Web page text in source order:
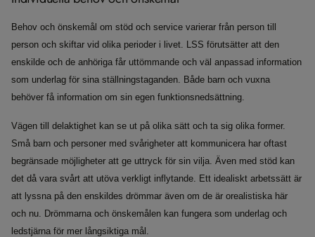
Behov och önskemål om stöd och service varierar från person till
person och skiftar vid olika perioder i livet. LSS förutsätter att den
enskilde och de anhöriga får uttömmande och väl anpassad information
som underlag för sina ställningstaganden. Både barn och vuxna
behöver få information om sin egen funktionsnedsättning.
Vägen till delaktighet kan se ut på olika sätt och ta sig olika former.
Små barn och personer med svårigheter att kommunicera har oftast
begränsade möjligheter att ge uttryck för sin vilja. Även med stöd kan
det då vara svårt att utöva verkligt inflytande. Ett idealiskt arbetssätt är
att lyssna på den enskildes drömmar även om de är orealistiska här
och nu. Drömmarna och önskemålen kan fungera som underlag och
ledstjärna för mer långsiktiga mål.